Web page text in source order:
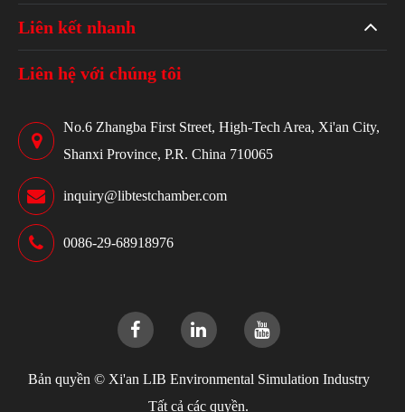
Liên kết nhanh
Liên hệ với chúng tôi
No.6 Zhangba First Street, High-Tech Area, Xi'an City,
Shanxi Province, P.R. China 710065
inquiry@libtestchamber.com
0086-29-68918976
Bản quyền © Xi'an LIB Environmental Simulation Industry
Tất cả các quyền.